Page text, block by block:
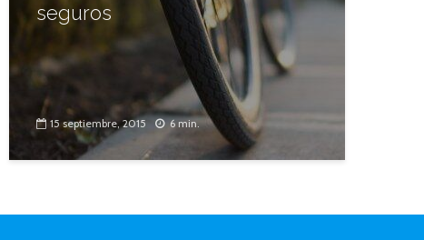
seguros
15 septiembre, 2015 6 min.